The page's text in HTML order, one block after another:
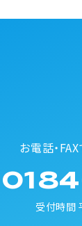
お電話・
受付時間